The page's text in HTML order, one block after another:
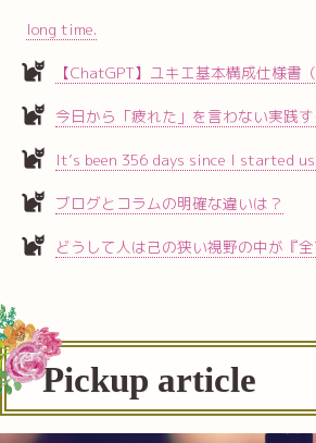
long time.
【ChatGPT】ユキエ基本構成仕様書（
今日から「疲れた」を言わない実践す
It’s been 356 days since I started
ブログとコラムの明確な違いは？
どうして人は己の狭い視野の中が『
Pickup article